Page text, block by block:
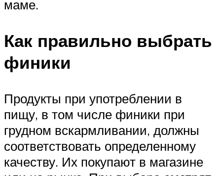
маме.
Как правильно выбрать
финики
Продукты при употреблении в
пищу, в том числе финики при
грудном вскармливании, должны
соответствовать определенному
качеству. Их покупают в магазине